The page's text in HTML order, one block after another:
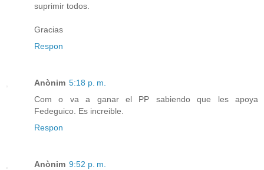
suprimir todos.
Gracias
Respon
Anònim 5:18 p. m.
Com o va a ganar el PP sabiendo que les apoya
Fedeguico. Es increible.
Respon
Anònim 9:52 p. m.